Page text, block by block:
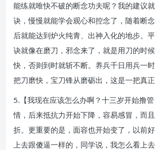
能练就唯快不破的断念功夫呢？我的建议
诀，慢慢就能学会观心和控念了，随着断
后就能达到炉火纯青、出神入化的地步。
诀就像在磨刀，邪念来了，就是用刀的时
快，否则到时就斩不断。养兵千日用兵一
把刀磨快，宝刀锋从磨砺出，这是一把真正
5.【我现在应该怎么办啊？十三岁开始撸
情，后来抵抗力开始下降，容易感冒，而
折。更重要的是，面容也开始变了，以前
上去跟傻逼一样的，同学说，我怎么看上去